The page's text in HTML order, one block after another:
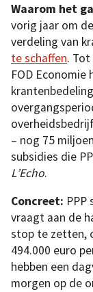
Waarom het
vorig jaar om
verdeling van
te schaffen.
FOD
– nog 75
subsidies die
L’Echo.
Concreet: PPP
vraagt aan de
stop te zetten,
494.000 euro
hebben een
morgen op de